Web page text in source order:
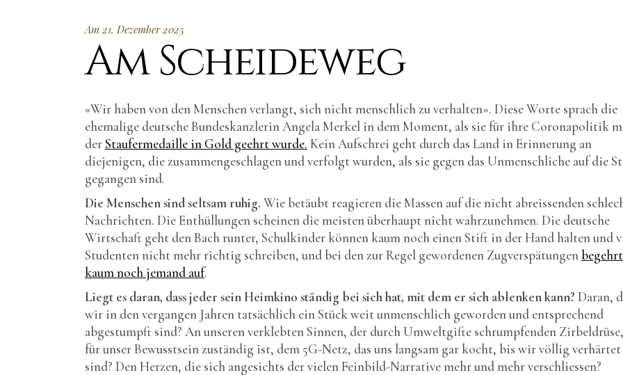
Am 21. Dezember 2025
Am Scheideweg
«Wir haben von den Menschen verlangt, sich nicht menschlich zu verhalten». Diese Worte sprach die
ehemalige deutsche Bundeskanzlerin Angela Merkel in dem Moment, als sie für ihre Coronapolitik
der Staufermedaille in Gold geehrt wurde. Kein Aufschrei geht durch das Land in Erinnerung an
diejenigen, die zusammengeschlagen und verfolgt wurden, als sie gegen das Unmenschliche auf die
gegangen sind.
Die Menschen sind seltsam ruhig. Wie betäubt reagieren die Massen auf die nicht abreissenden
Nachrichten. Die Enthüllungen scheinen die meisten überhaupt nicht wahrzunehmen. Die deutsche
Wirtschaft geht den Bach runter, Schulkinder können kaum noch einen Stift in der Hand halten und
Studenten nicht mehr richtig schreiben, und bei den zur Regel gewordenen Zugverspätungenbegehrt
kaum noch jemand auf.
Liegt es daran, dass jeder sein Heimkino ständig bei sich hat, mit dem er sich ablenken kann? Daran,
wir in den vergangen Jahren tatsächlich ein Stück weit unmenschlich geworden und entsprechend
abgestumpft sind? An unseren verklebten Sinnen, der durch Umweltgifte schrumpfenden
für unser Bewusstsein zuständig ist, dem 5G-Netz, das uns langsam gar kocht, bis wir völlig verhärtet
sind? Den Herzen, die sich angesichts der vielen Feinbild-Narrative mehr und mehr verschliessen?